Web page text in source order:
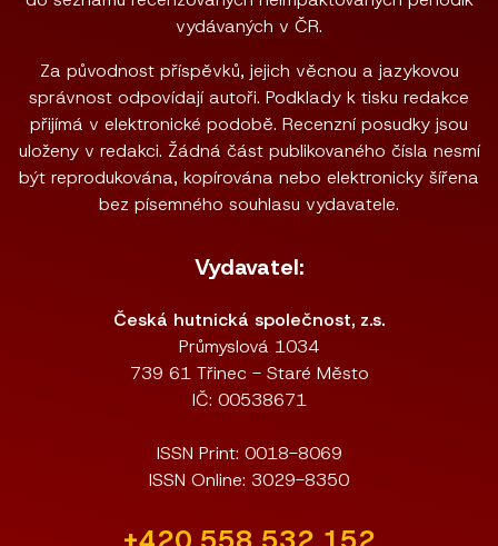
vydávaných v ČR.
Za původnost příspěvků, jejich věcnou a jazykovou
správnost odpovídají autoři. Podklady k tisku redakce
přijímá v elektronické podobě. Recenzní posudky jsou
uloženy v redakci. Žádná část publikovaného čísla nesmí
být reprodukována, kopírována nebo elektronicky šířena
bez písemného souhlasu vydavatele.
Vydavatel:
Česká hutnická společnost, z.s.
Průmyslová 1034
739 61 Třinec - Staré Město
IČ: 00538671
ISSN Print: 0018-8069
ISSN Online: 3029-8350